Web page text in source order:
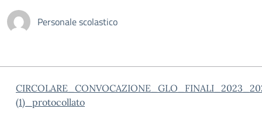
Personale scolastico
(1)_protocollato